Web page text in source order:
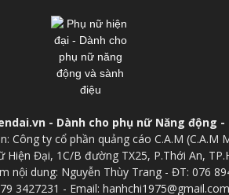
- Dành cho phụ nữ Năng động
Công ty cổ phần quảng cáo C.A.M (C.A.M
Hiện Đại, 1C/B đường TX25, P.Thới An,
nội dung: Nguyễn Thùy Trang - ĐT: 076
3427231 - Email: